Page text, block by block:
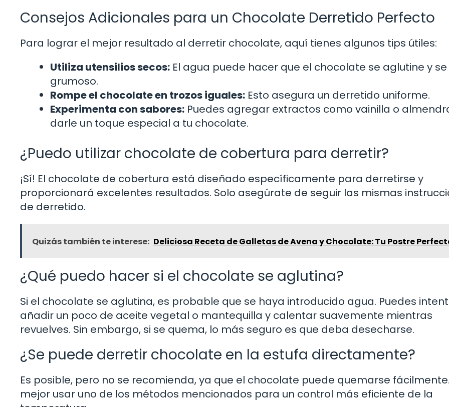
Consejos Adicionales para un Chocolate Derretido Perfecto
Para lograr el mejor resultado al derretir chocolate, aquí tienes algunos tips útiles:
Utiliza utensilios secos: El agua puede hacer que el chocolate se aglutine y
grumoso.
Rompe el chocolate en trozos iguales: Esto asegura un derretido uniforme.
Experimenta con sabores: Puedes agregar extractos como vainilla o
darle un toque especial a tu chocolate.
¿Puedo utilizar chocolate de cobertura para derretir?
¡Sí! El chocolate de cobertura está diseñado específicamente para derretirse y
proporcionará excelentes resultados. Solo asegúrate de seguir las mismas
de derretido.
Quizás también te interese: Deliciosa Receta de Galletas de Avena y Chocolate: Tu Postre
¿Qué puedo hacer si el chocolate se aglutina?
Si el chocolate se aglutina, es probable que se haya introducido agua. Puedes
añadir un poco de aceite vegetal o mantequilla y calentar suavemente mientras
revuelves. Sin embargo, si se quema, lo más seguro es que deba desecharse.
¿Se puede derretir chocolate en la estufa directamente?
Es posible, pero no se recomienda, ya que el chocolate puede quemarse
mejor usar uno de los métodos mencionados para un control más eficiente de la